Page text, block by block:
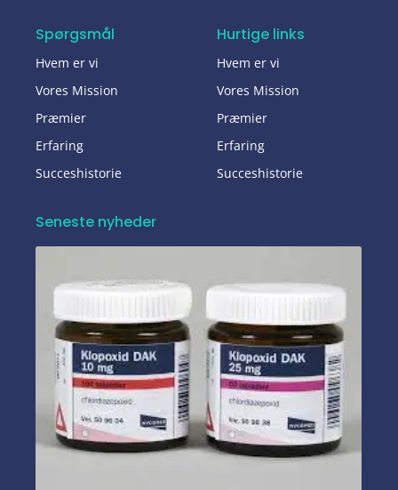
Spørgsmål
Hvem er vi
Vores Mission
Præmier
Erfaring
Succeshistorie
Hurtige links
Hvem er vi
Vores Mission
Præmier
Erfaring
Succeshistorie
Seneste nyheder